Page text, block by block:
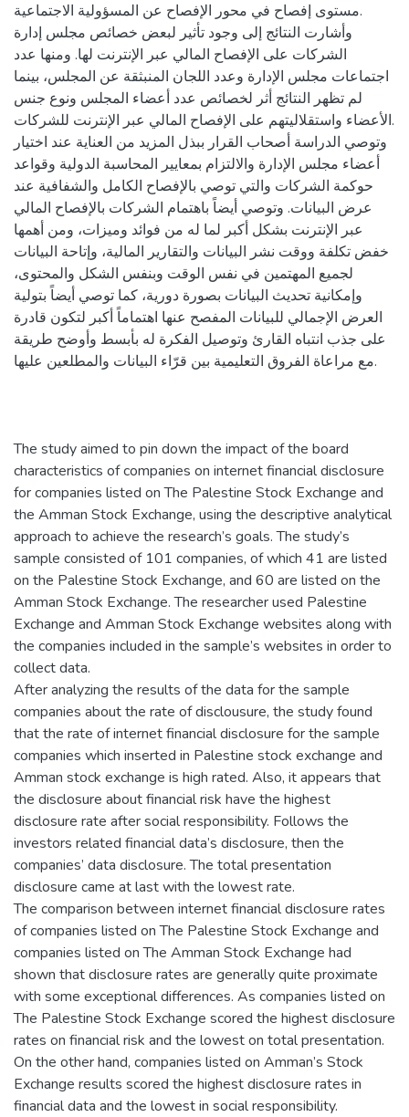
مستوى إفصاح في محور الإفصاح عن المسؤولية الاجتماعية.
وأشارت النتائج إلى وجود تأثير لبعض خصائص مجلس إدارة
الشركات على الإفصاح المالي عبر الإنترنت لها. ومنها عدد
اجتماعات مجلس الإدارة وعدد اللجان المنبثقة عن المجلس، بينما
لم تظهر النتائج أثر لخصائص عدد أعضاء المجلس ونوع جنس
الأعضاء واستقلاليتهم على الإفصاح المالي عبر الإنترنت للشركات.
وتوصي الدراسة أصحاب القرار ببذل المزيد من العناية عند اختيار
أعضاء مجلس الإدارة والالتزام بمعايير المحاسبة الدولية وقواعد
حوكمة الشركات والتي توصي بالإفصاح الكامل والشفافية عند
عرض البيانات. وتوصي أيضاً باهتمام الشركات بالإفصاح المالي
عبر الإنترنت بشكل أكبر لما له من فوائد وميزات، ومن أهمها
خفض تكلفة ووقت نشر البيانات والتقارير المالية، وإتاحة البيانات
لجميع المهتمين في نفس الوقت وبنفس الشكل والمحتوى،
وإمكانية تحديث البيانات بصورة دورية، كما توصي أيضاً بتولية
العرض الإجمالي للبيانات المفصح عنها اهتماماً أكبر لتكون قادرة
على جذب انتباه القارئ وتوصيل الفكرة له بأبسط وأوضح طريقة
مع مراعاة الفروق التعليمية بين قرّاء البيانات والمطلعين عليها.
The study aimed to pin down the impact of the board
characteristics of companies on internet financial disclosure
for companies listed on The Palestine Stock Exchange and
the Amman Stock Exchange, using the descriptive analytical
approach to achieve the research’s goals. The study’s
sample consisted of 101 companies, of which 41 are listed
on the Palestine Stock Exchange, and 60 are listed on the
Amman Stock Exchange. The researcher used Palestine
Exchange and Amman Stock Exchange websites along with
the companies included in the sample’s websites in order to
collect data.
After analyzing the results of the data for the sample
companies about the rate of disclousure, the study found
that the rate of internet financial disclosure for the sample
companies which inserted in Palestine stock exchange and
Amman stock exchange is high rated. Also, it appears that
the disclosure about financial risk have the highest
disclosure rate after social responsibility. Follows the
investors related financial data’s disclosure, then the
companies’ data disclosure. The total presentation
disclosure came at last with the lowest rate.
The comparison between internet financial disclosure rates
of companies listed on The Palestine Stock Exchange and
companies listed on The Amman Stock Exchange had
shown that disclosure rates are generally quite proximate
with some exceptional differences. As companies listed on
The Palestine Stock Exchange scored the highest disclosure
rates on financial risk and the lowest on total presentation.
On the other hand, companies listed on Amman’s Stock
Exchange results scored the highest disclosure rates in
financial data and the lowest in social responsibility.